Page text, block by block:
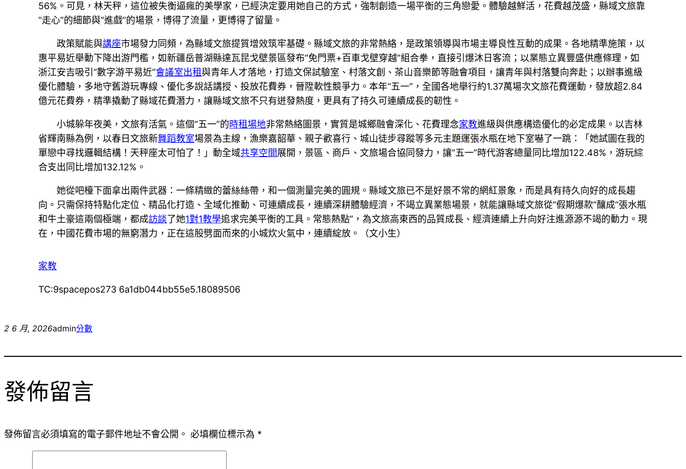
56%。可見，林天秤，這位被失衡逼瘋的美學家，已經決定要用她自己的方式，強制創造一場平衡的三角戀愛。體驗越鮮活，花費越茂盛，縣域文旅靠
“走心”的細節與“進戲”的場景，博得了流量，更博得了留量。
政策賦能與講座市場發力同頻，為縣域文旅提質增效筑牢基礎。縣域文旅的非常熱絡，是政策領導與市場主導良性互動的成果。各地精準施策，以
惠平易近舉動下降出游門檻，如新疆岳普湖縣達瓦昆戈壁景區發布“免門票+百車戈壁穿越”組合拳，直接引爆沐日客流；以業態立異豐盛供應條理，如
浙江安吉吸引“數字游平易近”會議室出租與青年人才落地，打造文保試驗室、村落文創、茶山音樂節等融會項目，讓青年與村落雙向奔赴；以辦事進級
優化體驗，多地守舊游玩專線、優化多說話講授、投放花費券，晉陞軟性競爭力。本年“五一”，全國各地舉行約1.37萬場次文旅花費運動，發放超2.84
億元花費券，精準撬動了縣域花費潛力，讓縣域文旅不只有迸發熱度，更具有了持久可連續成長的韌性。
小城躲年夜美，文旅有活氣。這個“五一”的時租場地非常熱絡圖景，實質是城鄉融會深化、花費理念家教進級與供應構造優化的必定成果。以吉林
省輝南縣為例，以春日文旅新舞蹈教室場景為主線，漁樂嘉韶華、親子歡喜行、城山徒步尋蹤等多元主題運張水瓶在地下室嚇了一跳：「她試圖在我的
單戀中尋找邏輯結構！天秤座太可怕了！」動全域共享空間展開，景區、商戶、文旅場合協同發力，讓“五一”時代游客總量同比增加122.48%，游玩綜
合支出同比增加132.12%。
她從吧檯下面拿出兩件武器：一條精緻的蕾絲絲帶，和一個測量完美的圓規。縣域文旅已不是好景不常的網紅景象，而是具有持久向好的成長趨
向。只需保持特點化定位、精品化打造、全域化推動、可連續成長，連續深耕體驗經濟，不竭立異業態場景，就能讓縣域文旅從“假期爆款”釀成“張水瓶
和牛土豪這兩個極端，都成訪談了她1對1教學追求完美平衡的工具。常態熱點”，為文旅高東西的品質成長、經濟連續上升向好注進源源不竭的動力。現
在，中國花費市場的無窮潛力，正在這股劈面而來的小城炊火氣中，連續綻放。（文小生）
家教
TC:9spacepos273 6a1db044bb55e5.18089506
2 6 月, 2026admin分數
發佈留言
發佈留言必須填寫的電子郵件地址不會公開。 必填欄位標示為 *